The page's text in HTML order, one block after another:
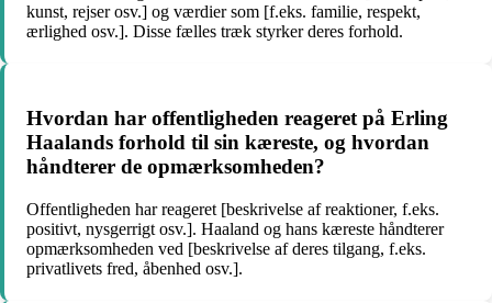
kunst, rejser osv.] og værdier som [f.eks. familie, respekt,
ærlighed osv.]. Disse fælles træk styrker deres forhold.
Hvordan har offentligheden reageret på Erling
Haalands forhold til sin kæreste, og hvordan
håndterer de opmærksomheden?
Offentligheden har reageret [beskrivelse af reaktioner, f.eks.
positivt, nysgerrigt osv.]. Haaland og hans kæreste håndterer
opmærksomheden ved [beskrivelse af deres tilgang, f.eks.
privatlivets fred, åbenhed osv.].